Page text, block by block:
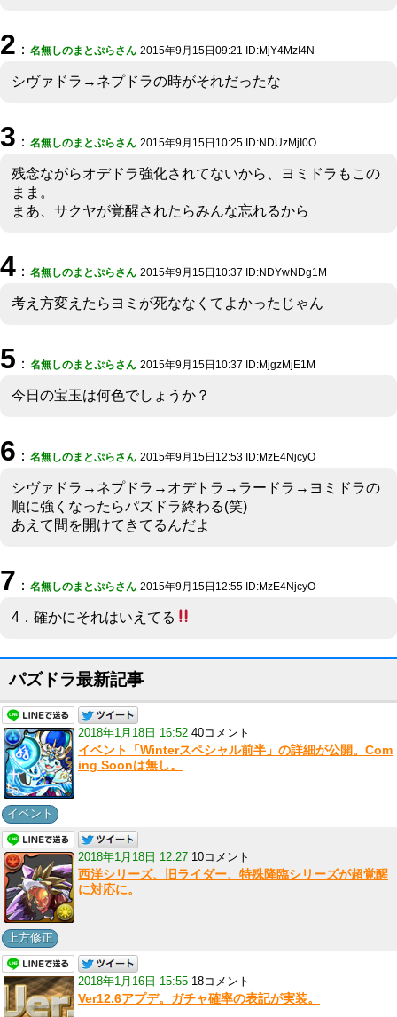
2 ： 名無しのまとぷらさん 2015年9月15日09:21 ID:MjY4MzI4N
シヴァドラ→ネプドラの時がそれだったな
3 ： 名無しのまとぷらさん 2015年9月15日10:25 ID:NDUzMjI0O
残念ながらオデドラ強化されてないから、ヨミドラもこの
まま。
まあ、サクヤが覚醒されたらみんな忘れるから
4 ： 名無しのまとぷらさん 2015年9月15日10:37 ID:NDYwNDg1M
考え方変えたらヨミが死ななくてよかったじゃん
5 ： 名無しのまとぷらさん 2015年9月15日10:37 ID:MjgzMjE1M
今日の宝玉は何色でしょうか？
6 ： 名無しのまとぷらさん 2015年9月15日12:53 ID:MzE4NjcyO
シヴァドラ→ネプドラ→オデトラ→ラードラ→ヨミドラの
順に強くなったらパズドラ終わる(笑)
あえて間を開けてきてるんだよ
7 ： 名無しのまとぷらさん 2015年9月15日12:55 ID:MzE4NjcyO
4．確かにそれはいえてる
パズドラ最新記事
2018年1月18日 16:52 40コメント
イベント「Winterスペシャル前半」の詳細が公開。Com
ing Soonは無し。
イベント
2018年1月18日 12:27 10コメント
西洋シリーズ、旧ライダー、特殊降臨シリーズが超覚醒
に対応に。
上方修正
2018年1月16日 15:55 18コメント
Ver12.6アプデ。ガチャ確率の表記が実装。